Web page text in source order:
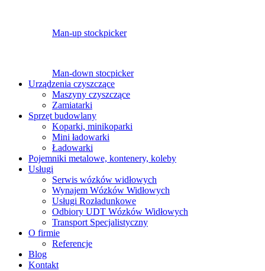
Man-up stockpicker
Man-down stocpicker
Urządzenia czyszczące
Maszyny czyszczące
Zamiatarki
Sprzęt budowlany
Koparki, minikoparki
Mini ładowarki
Ładowarki
Pojemniki metalowe, kontenery, koleby
Usługi
Serwis wózków widłowych
Wynajem Wózków Widłowych
Usługi Rozładunkowe
Odbiory UDT Wózków Widłowych
Transport Specjalistyczny
O firmie
Referencje
Blog
Kontakt